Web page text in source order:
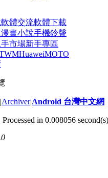
軟體交流軟體下載
漫畫小說手機鈴聲
手市場新手專區
HuaweiMOTO
|Archiver|Android 台灣中文網
Processed in 0.008056